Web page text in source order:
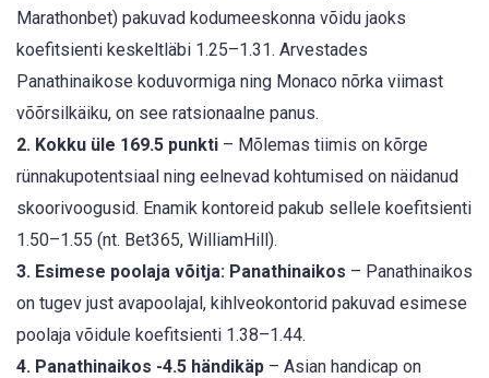
Marathonbet) pakuvad kodumeeskonna võidu jaoks
koefitsienti keskeltläbi 1.25–1.31. Arvestades
Panathinaikose koduvormiga ning Monaco nõrka viimast
võõrsilkäiku, on see ratsionaalne panus.
2. Kokku üle 169.5 punkti – Mõlemas tiimis on kõrge
rünnakupotentsiaal ning eelnevad kohtumised on näidanud
skoorivoogusid. Enamik kontoreid pakub sellele koefitsienti
1.50–1.55 (nt. Bet365, WilliamHill).
3. Esimese poolaja võitja: Panathinaikos – Panathinaikos
on tugev just avapoolajal, kihlveokontorid pakuvad esimese
poolaja võidule koefitsienti 1.38–1.44.
4. Panathinaikos -4.5 händikäp – Asian handicap on